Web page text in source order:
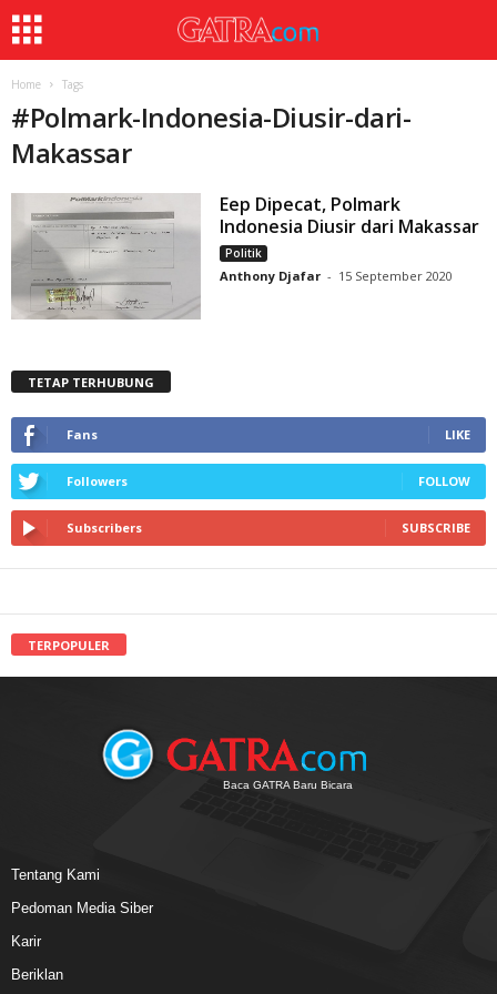
Home Tags
#Polmark-Indonesia-Diusir-dari-
Makassar
Eep Dipecat, Polmark
Indonesia Diusir dari Makassar
Politik
Anthony Djafar - 15 September 2020
TETAP TERHUBUNG
Fans LIKE
Followers FOLLOW
Subscribers SUBSCRIBE
TERPOPULER
Baca GATRA Baru Bicara
Tentang Kami
Pedoman Media Siber
Karir
Beriklan